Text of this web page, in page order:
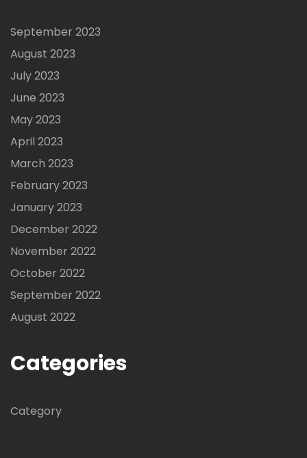
September 2023
August 2023
July 2023
June 2023
May 2023
April 2023
March 2023
February 2023
January 2023
December 2022
November 2022
October 2022
September 2022
August 2022
Categories
Category